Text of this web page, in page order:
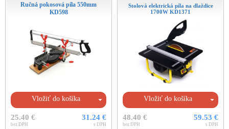
Ručná pokosová píla 550mm
KD598
Vložiť do košíka
25.40 €
bez DPH
31.24 €
s DPH
Stolová elektrická píla na dlaždice
1700W KD1371
Vložiť do košíka
48.40 €
bez DPH
59.53 €
s DPH